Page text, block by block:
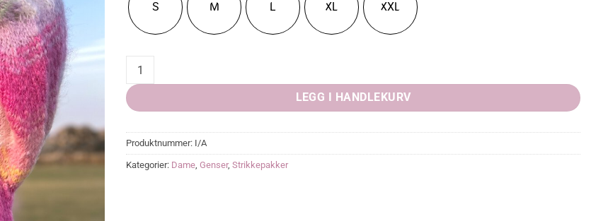
S M L XL XXL
SKYHIGH Genser pakke quantity
LEGG I HANDLEKURV
Produktnummer: I/A
Kategorier: Dame, Genser, Strikkepakker